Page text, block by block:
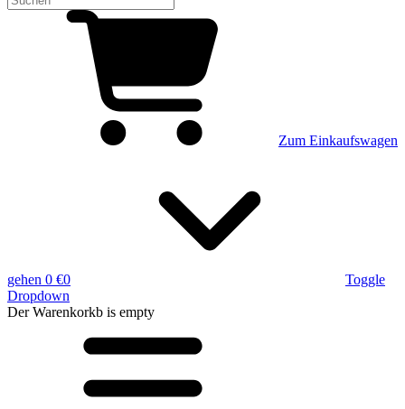
Zum Einkaufswagen
gehen 0 €0
Toggle
Dropdown
Der Warenkorkb is empty